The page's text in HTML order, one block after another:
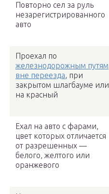
Повторно сел за руль
незарегистрированного
авто
Проехал по
железнодорожным путям
вне переезда, при
закрытом шлагбауме или
на красный
Ехал на авто с фарами,
цвет которых отличается
от разрешенных —
белого, желтого или
оранжевого